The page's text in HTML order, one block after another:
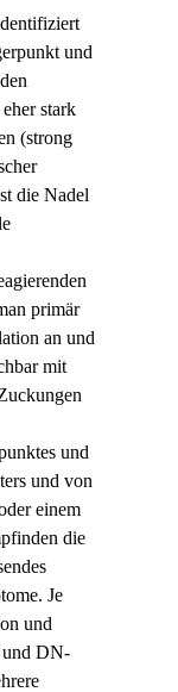
und
stark
(strong
die Nadel
primär
an und
mit
und
und von
einem
die
Je
und
und DN-